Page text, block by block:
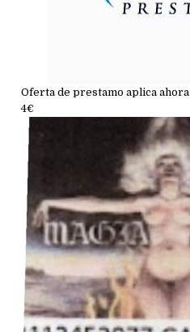
Oferta de prestamo aplica ahora
4€